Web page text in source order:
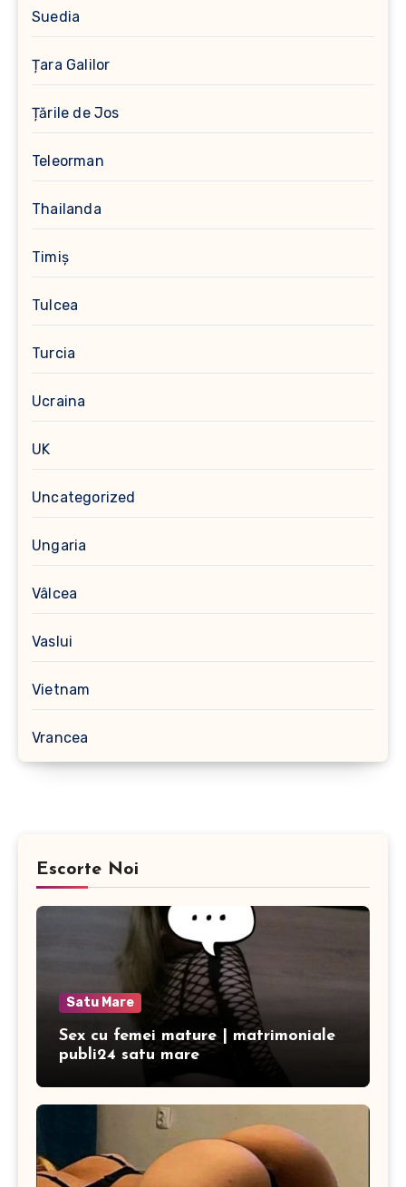
Suedia
Țara Galilor
Țările de Jos
Teleorman
Thailanda
Timiș
Tulcea
Turcia
Ucraina
UK
Uncategorized
Ungaria
Vâlcea
Vaslui
Vietnam
Vrancea
Escorte Noi
Satu Mare
Sex cu femei mature | matrimoniale
publi24 satu mare